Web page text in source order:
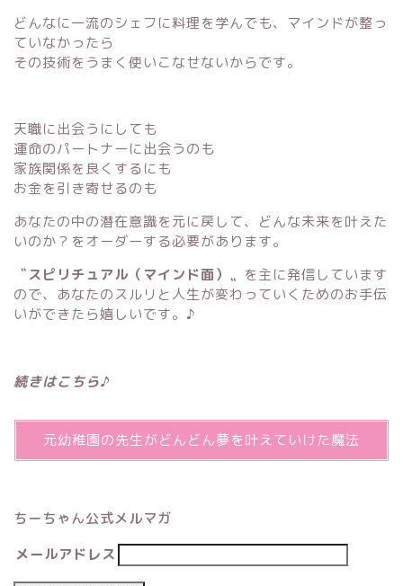
どんなに一流のシェフに料理を学んでも、マインドが整っ
ていなかったら
その技術をうまく使いこなせないからです。
天職に出会うにしても
運命のパートナーに出会うのも
家族関係を良くするにも
お金を引き寄せるのも
あなたの中の潜在意識を元に戻して、どんな未来を叶えた
いのか？をオーダーする必要があります。
〝スピリチュアル（マインド面）〟 を主に発信しています
ので、あなたのスルリと人生が変わっていくためのお手伝
いができたら嬉しいです。♪
続きはこちら♪
元幼稚園の先生がどんどん夢を叶えていけた魔法
ちーちゃん公式メルマガ
メールアドレス